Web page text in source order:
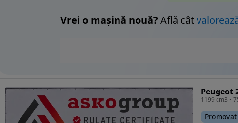
Vrei o mașină nouă? Află cât
Peugeot
Promovat